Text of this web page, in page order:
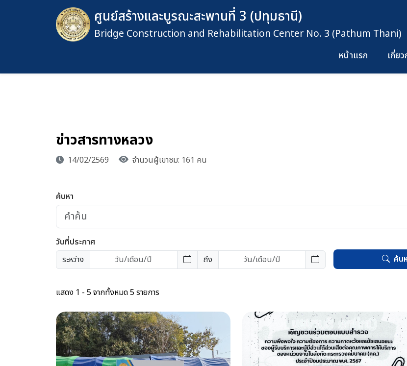
ศูนย์สร้างและบูรณะสะพานที่ 3 (ปทุมธานี)
Bridge Construction and Rehabilitation Center No. 3 (Pathum Thani)
หน้าแรก เกี่ย
ข่าวสารทางหลวง
14/02/2569 จำนวนผู้เขาชม: 161 คน
ค้นหา
วันที่ประกาศ
ระหว่าง
ถึง ค้น
แสดง 1 - 5 จากทั้งหมด 5 รายการ